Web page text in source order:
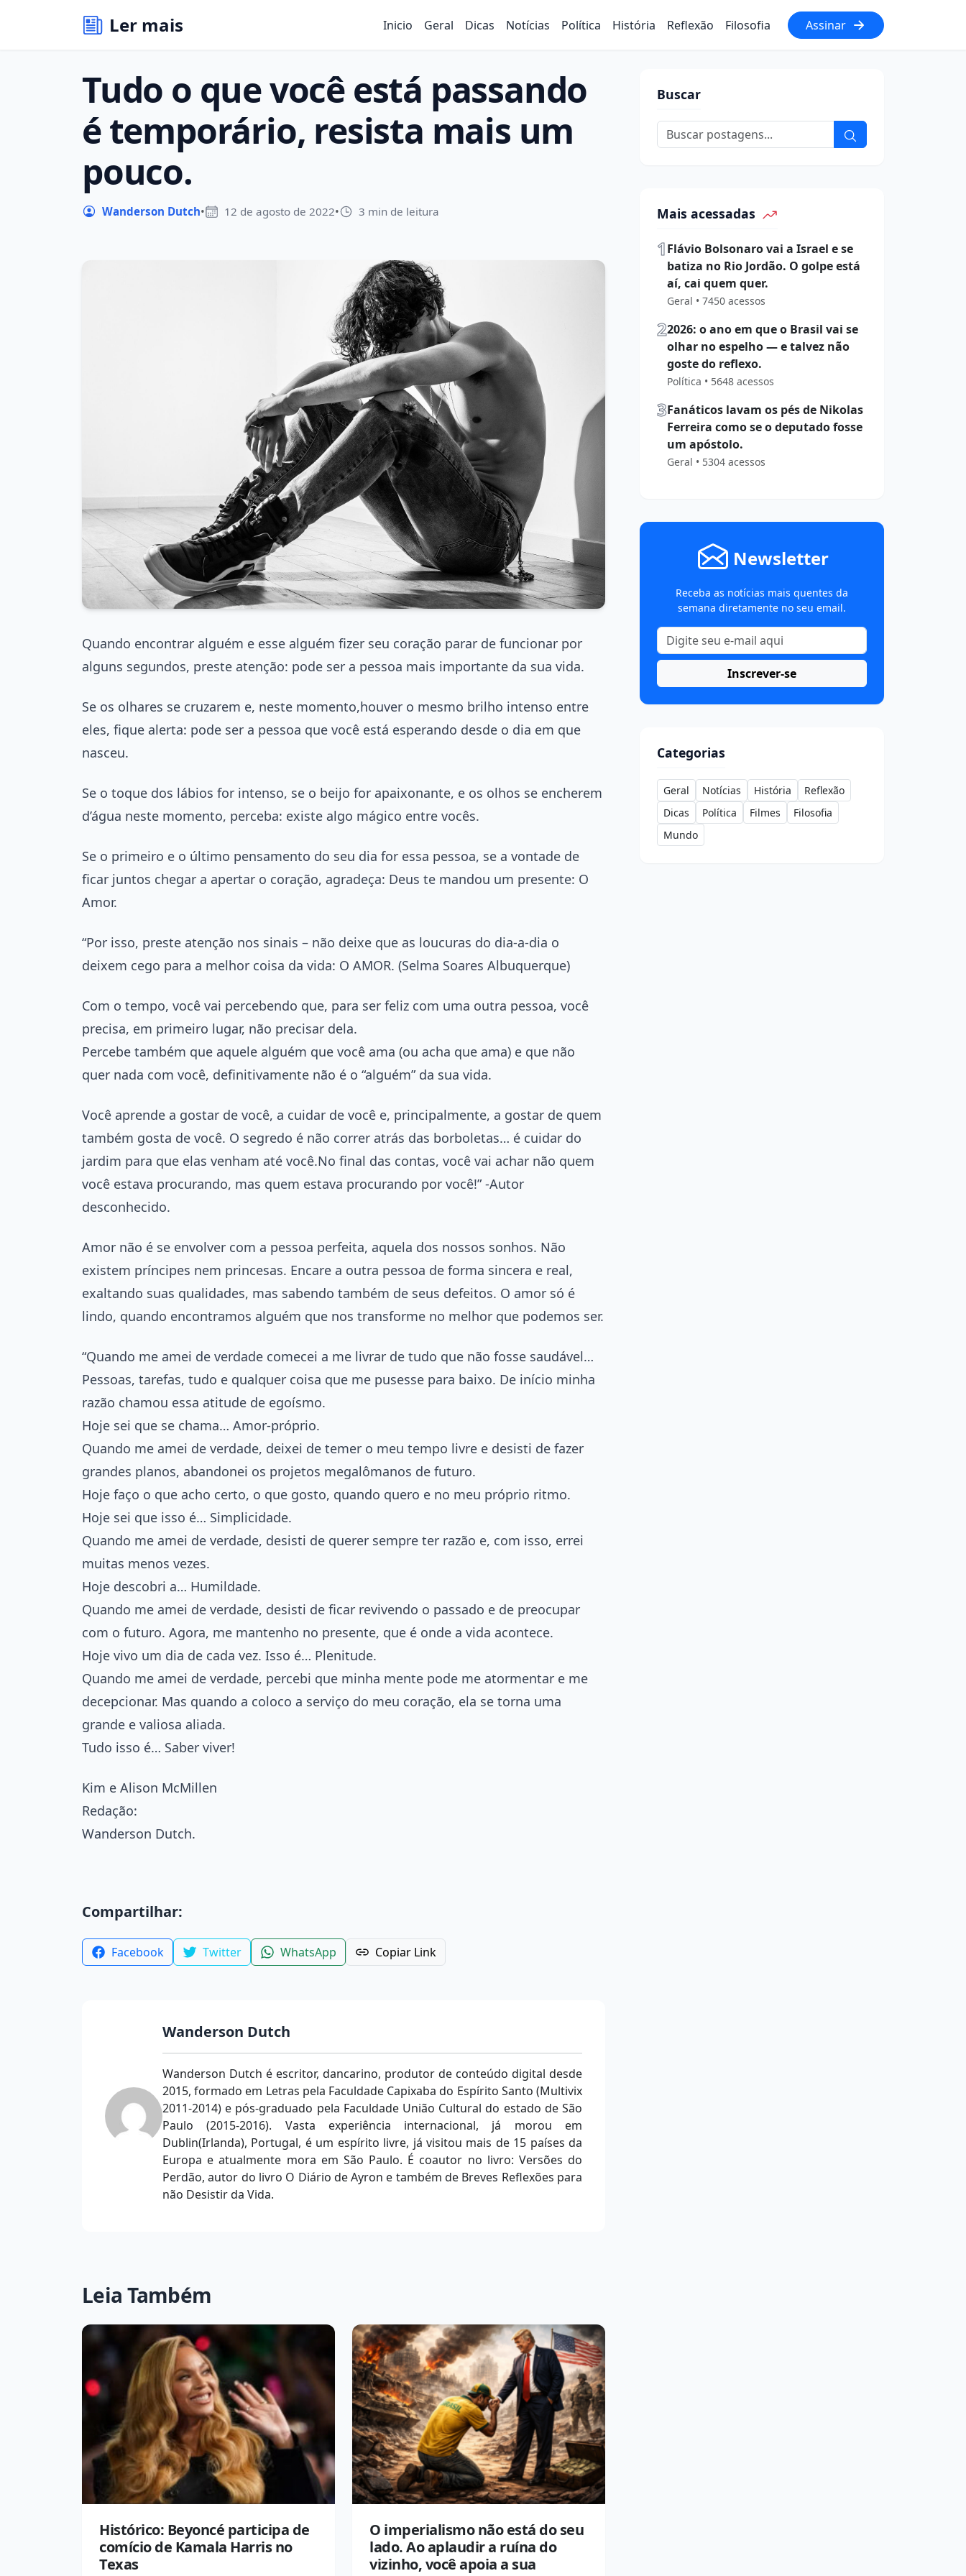
Ler mais Inicio Geral Dicas Notícias Política História Reflexão Filosofia Assinar
Tudo o que você está passando
é temporário, resista mais um
pouco.
Wanderson Dutch• 12 de agosto de 2022• 3 min de leitura
Quando encontrar alguém e esse alguém fizer seu coração parar de funcionar por
alguns segundos, preste atenção: pode ser a pessoa mais importante da sua vida.
Se os olhares se cruzarem e, neste momento,houver o mesmo brilho intenso entre
eles, fique alerta: pode ser a pessoa que você está esperando desde o dia em que
nasceu.
Se o toque dos lábios for intenso, se o beijo for apaixonante, e os olhos se encherem
d’água neste momento, perceba: existe algo mágico entre vocês.
Se o primeiro e o último pensamento do seu dia for essa pessoa, se a vontade de
ficar juntos chegar a apertar o coração, agradeça: Deus te mandou um presente: O
Amor.
“Por isso, preste atenção nos sinais – não deixe que as loucuras do dia-a-dia o
deixem cego para a melhor coisa da vida: O AMOR. (Selma Soares Albuquerque)
Com o tempo, você vai percebendo que, para ser feliz com uma outra pessoa, você
precisa, em primeiro lugar, não precisar dela.
Percebe também que aquele alguém que você ama (ou acha que ama) e que não
quer nada com você, definitivamente não é o “alguém” da sua vida.
Você aprende a gostar de você, a cuidar de você e, principalmente, a gostar de quem
também gosta de você. O segredo é não correr atrás das borboletas… é cuidar do
jardim para que elas venham até você.No final das contas, você vai achar não quem
você estava procurando, mas quem estava procurando por você!” -Autor
desconhecido.
Amor não é se envolver com a pessoa perfeita, aquela dos nossos sonhos. Não
existem príncipes nem princesas. Encare a outra pessoa de forma sincera e real,
exaltando suas qualidades, mas sabendo também de seus defeitos. O amor só é
lindo, quando encontramos alguém que nos transforme no melhor que podemos ser.
“Quando me amei de verdade comecei a me livrar de tudo que não fosse saudável…
Pessoas, tarefas, tudo e qualquer coisa que me pusesse para baixo. De início minha
razão chamou essa atitude de egoísmo.
Hoje sei que se chama… Amor-próprio.
Quando me amei de verdade, deixei de temer o meu tempo livre e desisti de fazer
grandes planos, abandonei os projetos megalômanos de futuro.
Hoje faço o que acho certo, o que gosto, quando quero e no meu próprio ritmo.
Hoje sei que isso é… Simplicidade.
Quando me amei de verdade, desisti de querer sempre ter razão e, com isso, errei
muitas menos vezes.
Hoje descobri a… Humildade.
Quando me amei de verdade, desisti de ficar revivendo o passado e de preocupar
com o futuro. Agora, me mantenho no presente, que é onde a vida acontece.
Hoje vivo um dia de cada vez. Isso é… Plenitude.
Quando me amei de verdade, percebi que minha mente pode me atormentar e me
decepcionar. Mas quando a coloco a serviço do meu coração, ela se torna uma
grande e valiosa aliada.
Tudo isso é… Saber viver!
Kim e Alison McMillen
Redação:
Wanderson Dutch.
Compartilhar:
Facebook Twitter WhatsApp Copiar Link
Wanderson Dutch
Wanderson Dutch é escritor, dancarino, produtor de conteúdo digital desde
2015, formado em Letras pela Faculdade Capixaba do Espírito Santo (Multivix
2011-2014) e pós-graduado pela Faculdade União Cultural do estado de São
Paulo (2015-2016). Vasta experiência internacional, já morou em
Dublin(Irlanda), Portugal, é um espírito livre, já visitou mais de 15 países da
Europa e atualmente mora em São Paulo. É coautor no livro: Versões do
Perdão, autor do livro O Diário de Ayron e também de Breves Reflexões para
não Desistir da Vida.
Leia Também
Histórico: Beyoncé participa de
comício de Kamala Harris no
Texas
O imperialismo não está do seu
lado. Ao aplaudir a ruína do
vizinho, você apoia a sua
Buscar
Mais acessadas
1Flávio Bolsonaro vai a Israel e se
batiza no Rio Jordão. O golpe está
aí, cai quem quer.
Geral • 7450 acessos
22026: o ano em que o Brasil vai se
olhar no espelho — e talvez não
goste do reflexo.
Política • 5648 acessos
3Fanáticos lavam os pés de Nikolas
Ferreira como se o deputado fosse
um apóstolo.
Geral • 5304 acessos
Newsletter
Receba as notícias mais quentes da
semana diretamente no seu email.
Inscrever-se
Categorias
Geral Notícias História
Reflexão
Dicas
Política Filmes
Filosofia
Mundo